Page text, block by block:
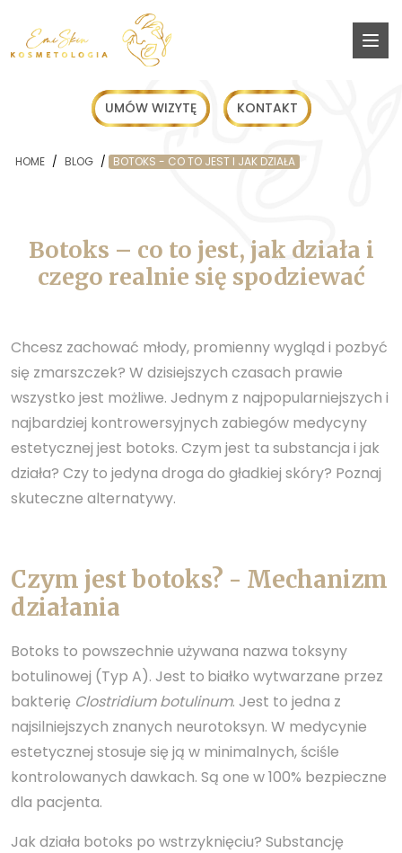
UMÓW WIZYTĘ KONTAKT
HOME / BLOG / BOTOKS - CO TO JEST I JAK DZIAŁA
Botoks – co to jest, jak działa i
czego realnie się spodziewać
Chcesz zachować młody, promienny wygląd i pozbyć
się zmarszczek? W dzisiejszych czasach prawie
wszystko jest możliwe. Jednym z najpopularniejszych i
najbardziej kontrowersyjnych zabiegów medycyny
estetycznej jest botoks. Czym jest ta substancja i jak
działa? Czy to jedyna droga do gładkiej skóry? Poznaj
skuteczne alternatywy.
Czym jest botoks? - Mechanizm
działania
Botoks to powszechnie używana nazwa toksyny
botulinowej (Typ A). Jest to białko wytwarzane przez
bakterię Clostridium botulinum. Jest to jedna z
najsilniejszych znanych neurotoksyn. W medycynie
estetycznej stosuje się ją w minimalnych, ściśle
kontrolowanych dawkach. Są one w 100% bezpieczne
dla pacjenta.
Jak działa botoks po wstrzyknięciu? Substancję